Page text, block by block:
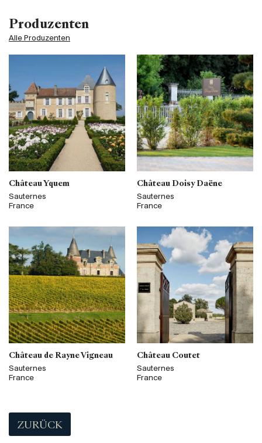
Produzenten
Alle Produzenten
Château Yquem
Sauternes
France
Château Doisy Daëne
Sauternes
France
Château de Rayne Vigneau
Sauternes
France
Château Coutet
Sauternes
France
ZURÜCK